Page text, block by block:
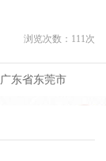
浏览次数： 111 次
广东省东莞市